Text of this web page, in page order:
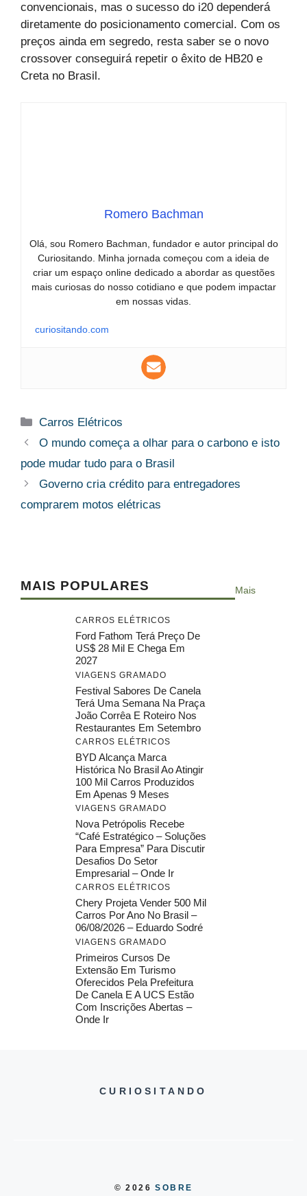
convencionais, mas o sucesso do i20 dependerá
diretamente do posicionamento comercial. Com os
preços ainda em segredo, resta saber se o novo
crossover conseguirá repetir o êxito de HB20 e
Creta no Brasil.
Romero Bachman
Olá, sou Romero Bachman, fundador e autor principal do
Curiositando. Minha jornada começou com a ideia de
criar um espaço online dedicado a abordar as questões
mais curiosas do nosso cotidiano e que podem impactar
em nossas vidas.
curiositando.com
Categorias
Carros Elétricos
O mundo começa a olhar para o carbono e isto
pode mudar tudo para o Brasil
Governo cria crédito para entregadores
comprarem motos elétricas
MAIS POPULARES Mais
CARROS ELÉTRICOS
Ford Fathom Terá Preço De
US$ 28 Mil E Chega Em
2027
VIAGENS GRAMADO
Festival Sabores De Canela
Terá Uma Semana Na Praça
João Corrêa E Roteiro Nos
Restaurantes Em Setembro
CARROS ELÉTRICOS
BYD Alcança Marca
Histórica No Brasil Ao Atingir
100 Mil Carros Produzidos
Em Apenas 9 Meses
VIAGENS GRAMADO
Nova Petrópolis Recebe
“Café Estratégico – Soluções
Para Empresa” Para Discutir
Desafios Do Setor
Empresarial – Onde Ir
CARROS ELÉTRICOS
Chery Projeta Vender 500 Mil
Carros Por Ano No Brasil –
06/08/2026 – Eduardo Sodré
VIAGENS GRAMADO
Primeiros Cursos De
Extensão Em Turismo
Oferecidos Pela Prefeitura
De Canela E A UCS Estão
Com Inscrições Abertas –
Onde Ir
CURIOSITANDO
© 2026SOBRE